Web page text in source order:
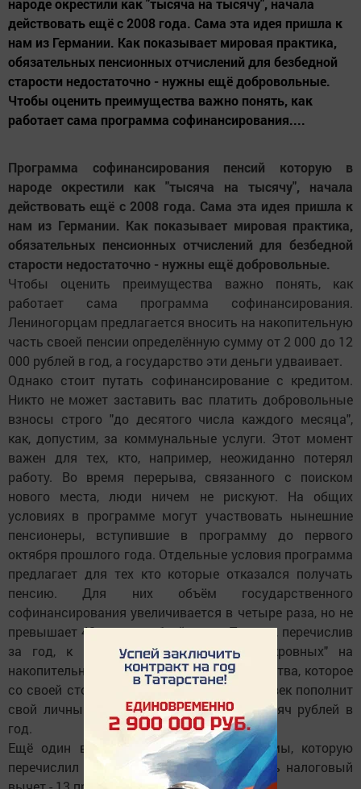
народе окрестили как "тысяча на тысячу", начала
действовать ещё с 2008 года. Сама эта идея пришла к
нам из Германии. Как показывает мировая практика,
обязательных пенсионных отчислений для безбедной
старости недостаточно - нужны ещё добровольные.
Чтобы оценить преимущества важно понять, как
работает сама программа софинансирования....
Программа софинансирования пенсий которую в
народе окрестили как "тысяча на тысячу", начала
действовать ещё с 2008 года. Сама эта идея пришла к
нам из Германии. Как показывает мировая практика,
обязательных пенсионных отчислений для безбедной
старости недостаточно - нужны ещё добровольные.
Чтобы оценить преимущества важно понять, как
работает сама программа софинансирования.
Лениногорцам предлагается вносить на накопительную
часть своей пенсии определённую сумму от 2 000 до 12
000 рублей в год, а государство эти деньги удваивает.
Однако стоит путать софинансирование с кредитом.
Никто не может заставить вас платить добровольные
взносы строго "до десятого числа каждого месяца",
как, допустим, за коммунальные услуги. Этот момент
важен для тех, кто, например, неожиданно потерял
работу. Во время перерыва, связанного с поиском
нового места, люди ничем не рискуют. На общих
условиях в программе могут участвовать нынешние
пенсионеры, вступившие в программу до первого
октября прошлого года. Отдельные условия программа
предлагает для тех кто которые отказался получать
пенсию. Для них объём государственного
софинансирования увеличивается в четыре раза, но не
превышает 48 тысяч рублей в год. То есть, перечислив
за год, к примеру, 12 тысяч своих "кровных" на
накопительную часть с помощью государства, которое
со своей стороны добавит 48 тысяч, человек пополнит
свой личный пенсионный счёт на 60 тысяч рублей в
год.
Ещё один важный нюанс: со всей суммы, которую
перечислил сам работник, можно получить налоговый